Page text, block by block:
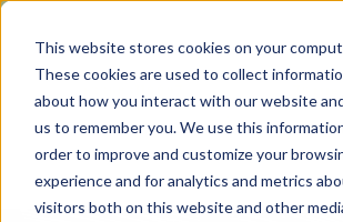
This website stores cookies on your
These cookies are used to collect
about how you interact with our website
us to remember you. We use this
order to improve and customize your
experience and for analytics and metrics
visitors both on this website and other
patrimoine.
76